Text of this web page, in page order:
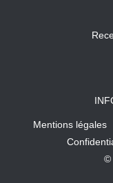
Mentions légales
©